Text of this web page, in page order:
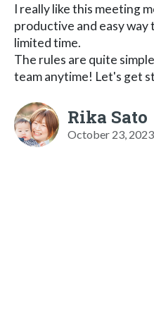
I really like this meeting
productive and easy way
limited time.
The rules are quite
team anytime! Let's get
Rika Sato
October 23, 2023